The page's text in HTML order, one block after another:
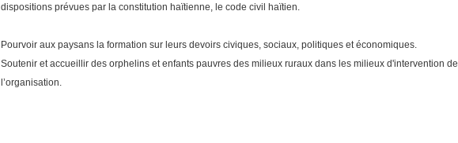
dispositions prévues par la constitution haïtienne, le code civil haïtien.
Pourvoir aux paysans la formation sur leurs devoirs civiques, sociaux, politiques et économiques.
Soutenir et accueillir des orphelins et enfants pauvres des milieux ruraux dans les milieux d'intervention de
l’organisation.